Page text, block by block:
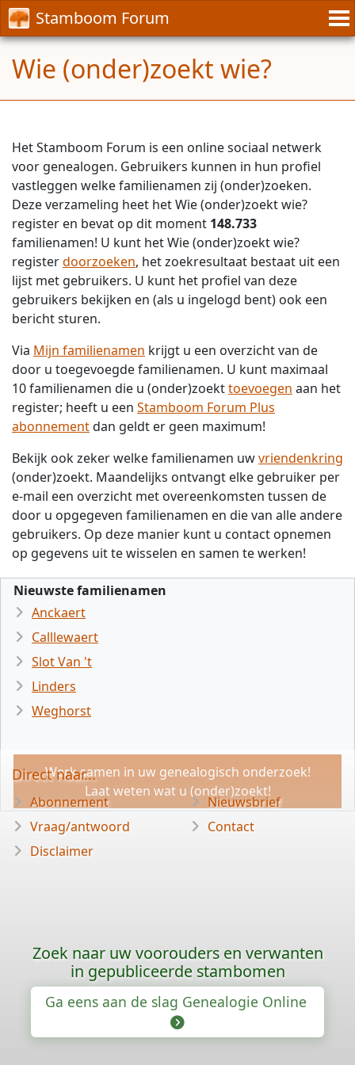
Stamboom Forum
Wie (onder)zoekt wie?
Het Stamboom Forum is een online sociaal netwerk
voor genealogen. Gebruikers kunnen in hun profiel
vastleggen welke familienamen zij (onder)zoeken.
Deze verzameling heet het Wie (onder)zoekt wie?
register en bevat op dit moment 148.733
familienamen! U kunt het Wie (onder)zoekt wie?
registerdoorzoeken, het zoekresultaat bestaat uit een
lijst met gebruikers. U kunt het profiel van deze
gebruikers bekijken en (als u ingelogd bent) ook een
bericht sturen.
Via Mijn familienamen krijgt u een overzicht van de
door u toegevoegde familienamen. U kunt maximaal
10 familienamen die u (onder)zoekttoevoegen aan het
register; heeft u een Stamboom Forum Plus
abonnementdan geldt er geen maximum!
Bekijk ook zeker welke familienamen uwvriendenkring
(onder)zoekt. Maandelijks ontvangt elke gebruiker per
e-mail een overzicht met overeenkomsten tussen de
door u opgegeven familienamen en die van alle andere
gebruikers. Op deze manier kunt u contact opnemen
op gegevens uit te wisselen en samen te werken!
Nieuwste familienamen
Anckaert
Calllewaert
Slot Van 't
Linders
Weghorst
Werk samen in uw genealogisch onderzoek!
Laat weten wat u (onder)zoekt!
Direct naar...
Abonnement
Vraag/antwoord
Disclaimer
Nieuwsbrief
Contact
Zoek naar uw voorouders en verwanten
in gepubliceerde stambomen
Ga eens aan de slag Genealogie Online